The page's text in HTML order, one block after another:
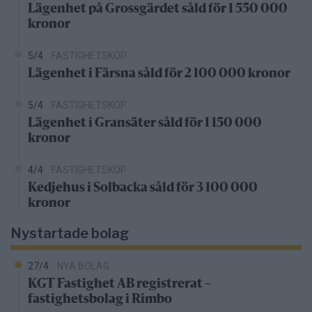
Lägenhet på Grossgärdet såld för 1 550 000
kronor
5/4 FASTIGHETSKÖP
Lägenhet i Färsna såld för 2 100 000 kronor
5/4 FASTIGHETSKÖP
Lägenhet i Gransäter såld för 1 150 000
kronor
4/4 FASTIGHETSKÖP
Kedjehus i Solbacka såld för 3 100 000
kronor
Nystartade bolag
27/4 NYA BOLAG
KGT Fastighet AB registrerat –
fastighetsbolag i Rimbo